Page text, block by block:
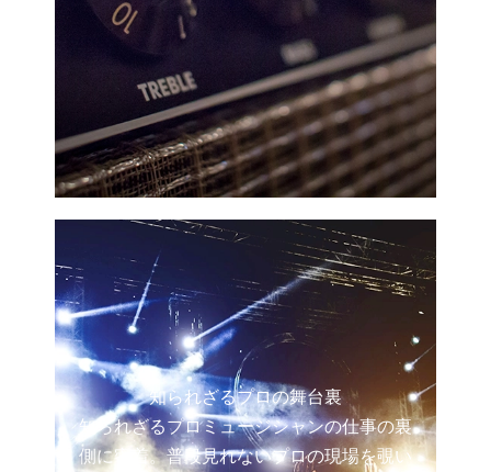
知られざるプロの舞台裏
知られざるプロミュージシャンの仕事の裏
側に密着。普段見れないプロの現場を覗い